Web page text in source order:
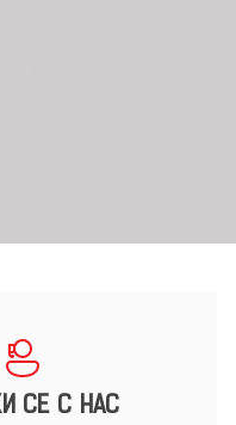
СЕ С НАС